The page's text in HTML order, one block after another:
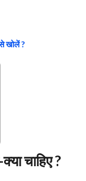
खोलें ?
चाहिए ?